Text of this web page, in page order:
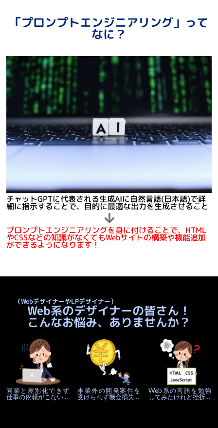
「プロンプトエンジニアリング」って
なに？
チャットGPTに代表される生成AIに自然言語(日本語)で詳
細に指示することで、目的に最適な出力を生成させること
プロンプトエンジニアリングを身に付けることで、HTML
やCSSなどの知識がなくてもWebサイトの構築や機能追加
ができるようになります！
（WebデザイナーやLPデザイナー）
Web系のデザイナーの皆さん！
こんなお悩み、ありませんか？
同業と差別化できず
仕事の依頼がこない…
本業外の開発案件を
受けられず機会損失…
Web系の言語を勉強
してみたけれど挫折…